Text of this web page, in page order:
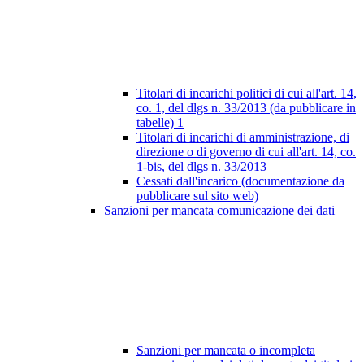
Titolari di incarichi politici di cui all'art. 14,
co. 1, del dlgs n. 33/2013 (da pubblicare in
tabelle) 1
Titolari di incarichi di amministrazione, di
direzione o di governo di cui all'art. 14, co.
1-bis, del dlgs n. 33/2013
Cessati dall'incarico (documentazione da
pubblicare sul sito web)
Sanzioni per mancata comunicazione dei dati
Sanzioni per mancata o incompleta